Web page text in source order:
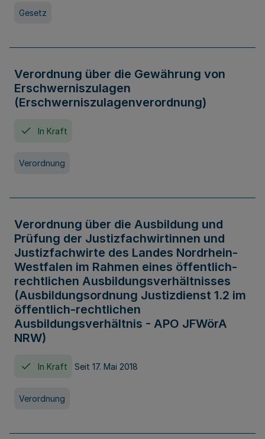
Gesetz
Verordnung über die Gewährung von
Erschwerniszulagen
(Erschwerniszulagenverordnung)
In Kraft
Verordnung
Verordnung über die Ausbildung und
Prüfung der Justizfachwirtinnen und
Justizfachwirte des Landes Nordrhein-
Westfalen im Rahmen eines öffentlich-
rechtlichen Ausbildungsverhältnisses
(Ausbildungsordnung Justizdienst 1.2 im
öffentlich-rechtlichen
Ausbildungsverhältnis - APO JFWörA
NRW)
In Kraft Seit 17. Mai 2018
Verordnung